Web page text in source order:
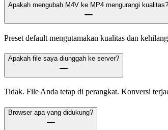
Apakah mengubah M4V ke MP4 mengurangi kualitas?
Preset default mengutamakan kualitas dan
Apakah file saya diunggah ke server?
Tidak. File Anda tetap di perangkat. Konversi
Browser apa yang didukung?